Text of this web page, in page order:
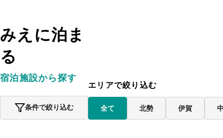
みえに泊ま
る
宿泊施設から探す
条件で絞り込む
エリアで絞り込む
全て 北勢 伊賀